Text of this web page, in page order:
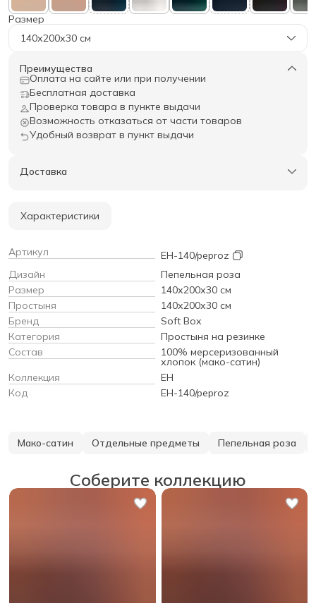
Размер
140х200х30 см
Преимущества
Оплата на сайте или при получении
Бесплатная доставка
Проверка товара в пункте выдачи
Возможность отказаться от части товаров
Удобный возврат в пункт выдачи
Доставка
Характеристики
Артикул
EH-140/peproz
Дизайн
Пепельная роза
Размер
140х200х30 см
Простыня
140х200х30 см
Бренд
Soft Box
Категория
Простыня на резинке
Состав
100% мерсеризованный
хлопок (мако-сатин)
Коллекция
EH
Код
EH-140/peproz
Мако-сатин Отдельные предметы Пепельная роза
Соберите коллекцию